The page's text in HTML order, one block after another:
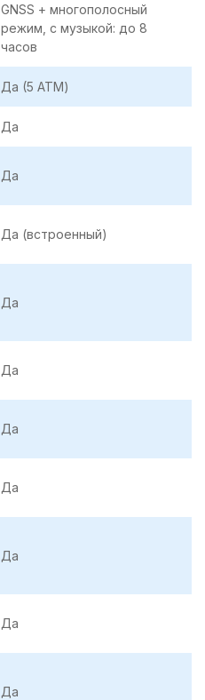
GNSS + многополосный
режим, с музыкой: до 8
часов
Да (5 ATM)
Да
Да
Да (встроенный)
Да
Да
Да
Да
Да
Да
Да